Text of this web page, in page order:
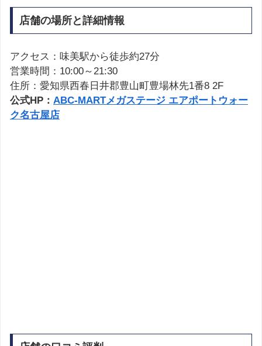
店舗の場所と詳細情報
アクセス：味美駅から徒歩約27分
営業時間：10:00～21:30
住所：愛知県西春日井郡豊山町豊場林先1番8 2F
公式HP： ABC-MARTメガステージ エアポートウォー
ク名古屋店